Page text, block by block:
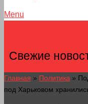
Menu
Свежие
Главная » Политика »
под Харьковом